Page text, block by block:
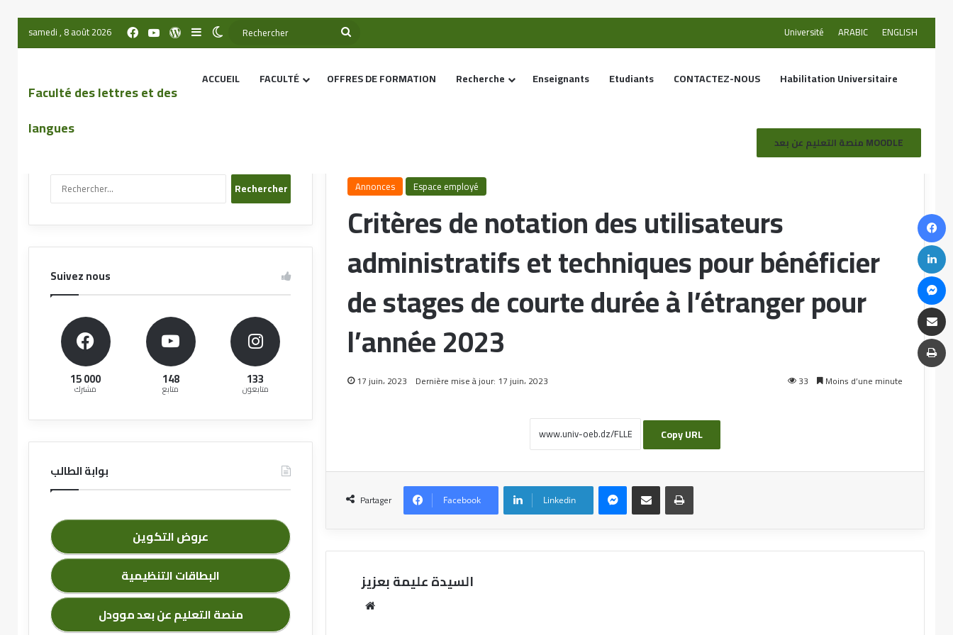
samedi , 8 août 2026 Université ARABIC ENGLISH
Faculté des lettres et des
langues
ACCUEIL FACULTÉ OFFRES DE FORMATION Recherche Enseignants Etudiants CONTACTEZ-NOUS Habilitation Universitaire
منصة التعليم عن بعد MOODLE
Critères de notation des utilisateurs administratifs et techniques pour bénéficier de stages de courte durée à
Annonces
Espace employé
Critères de notation des utilisateurs
administratifs et techniques pour bénéficier
de stages de courte durée à l’étranger pour
l’année 2023
17 juin، 2023 Dernière mise à jour: 17 juin، 2023 33 Moins d’une minute
Copy URL
Partager Facebook Linkedin
السيدة عليمة بعزيز
Modification du programme d’endettement et
mise à jour de la liste des étudiants endettés
département de langue et littérature arabes
mise à jour des connaissances au profit des
Recherche sur le site
Suivez nous
15 000
مشترك 148
متابع 133
متابعون
بوابة الطالب
عروض التكوين
البطاقات التنظيمية
منصة التعليم عن بعد موودل